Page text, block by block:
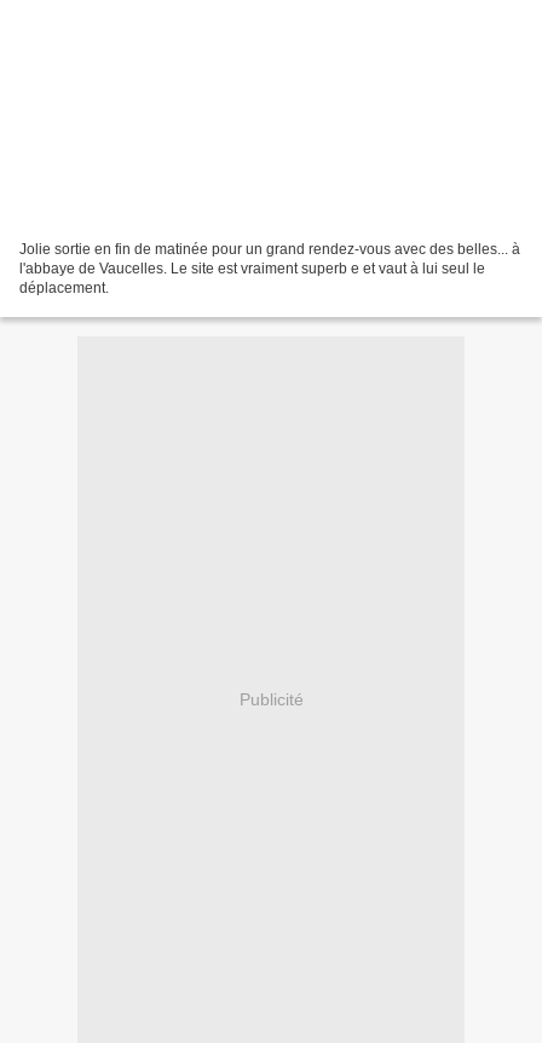
Jolie sortie en fin de matinée pour un grand rendez-vous avec des belles... à
l'abbaye de Vaucelles. Le site est vraiment superb e et vaut à lui seul le
déplacement.
Publicité